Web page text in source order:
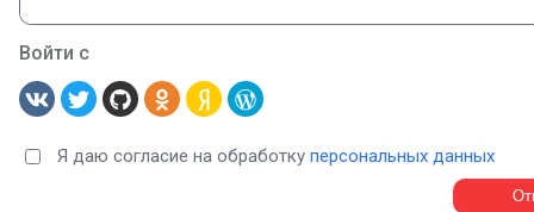
Войти с
Я даю согласие на обработку персональных данных